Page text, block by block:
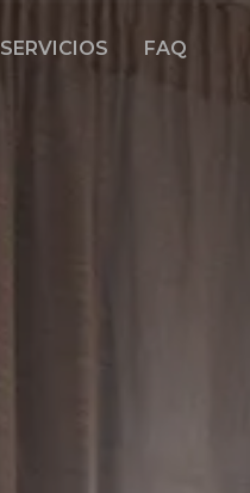
SERVICIOS FAQ